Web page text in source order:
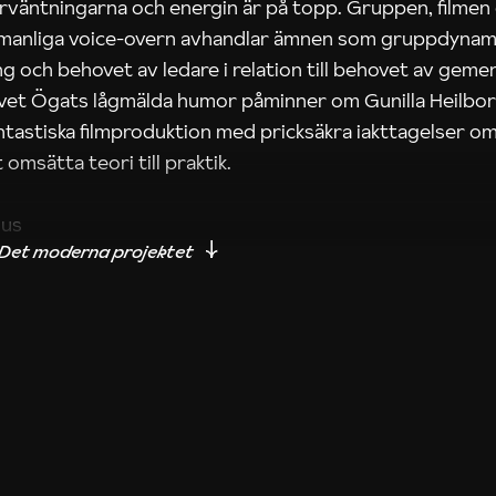
och energin är på topp. Gruppen, filmen
voice-overn avhandlar ämnen som
och behovet av ledare i relation till behovet av
Ögats lågmälda humor påminner om Gunilla
filmproduktion med pricksäkra iakttagelser
omsätta teori till praktik.